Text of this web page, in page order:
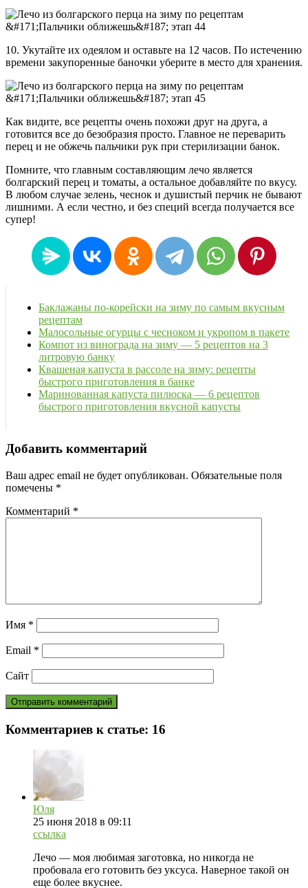
10. Укутайте их одеялом и оставьте на 12 часов. По истечению
времени закупоренные баночки уберите в место для хранения.
Как видите, все рецепты очень похожи друг на друга, а
готовится все до безобразия просто. Главное не переварить
перец и не обжечь пальчики рук при стерилизации банок.
Помните, что главным составляющим лечо является
болгарский перец и томаты, а остальное добавляйте по вкусу.
В любом случае зелень, чеснок и душистый перчик не бывают
лишними. А если честно, и без специй всегда получается все
супер!
Баклажаны по-корейски на зиму по самым вкусным
рецептам
Малосольные огурцы с чесноком и укропом в пакете
Компот из винограда на зиму — 5 рецептов на 3
литровую банку
Квашеная капуста в рассоле на зиму: рецепты
быстрого приготовления в банке
Маринованная капуста пилюска — 6 рецептов
быстрого приготовления вкусной капусты
Добавить комментарий
Ваш адрес email не будет опубликован. Обязательные поля
помечены *
Комментарий *
Имя *
Email *
Сайт
Комментариев к статье: 16
Юля
25 июня 2018 в 09:11
ссылка
Лечо — моя любимая заготовка, но никогда не
пробовала его готовить без уксуса. Наверное такой он
еще более вкуснее.